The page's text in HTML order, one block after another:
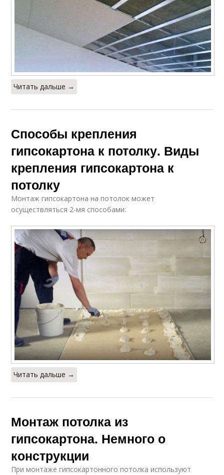
Читать дальше →
Способы крепления
гипсокартона к потолку. Виды
крепления гипсокартона к
потолку
Монтаж гипсокартона на потолок может
осуществляться 2-мя способами:
Читать дальше →
Монтаж потолка из
гипсокартона. Немного о
конструкции
При монтаже гипсокартонного потолка используют